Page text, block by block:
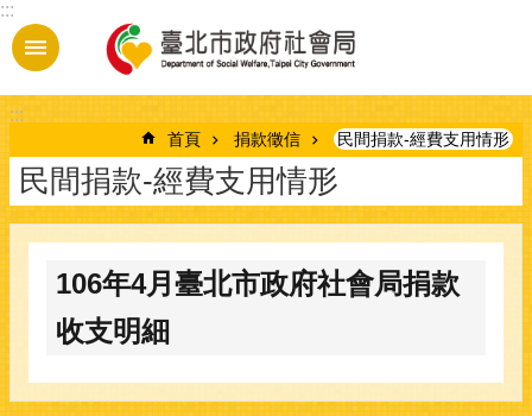
跳到主要內容區塊
:::
:::
首頁 捐款徵信 民間捐款-經費支用情形
民間捐款-經費支用情形
106年4月臺北市政府社會局捐款
收支明細